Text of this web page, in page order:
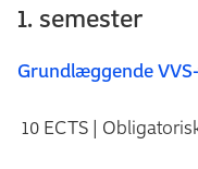
1. semester
Grundlæggende
10 ECTS |